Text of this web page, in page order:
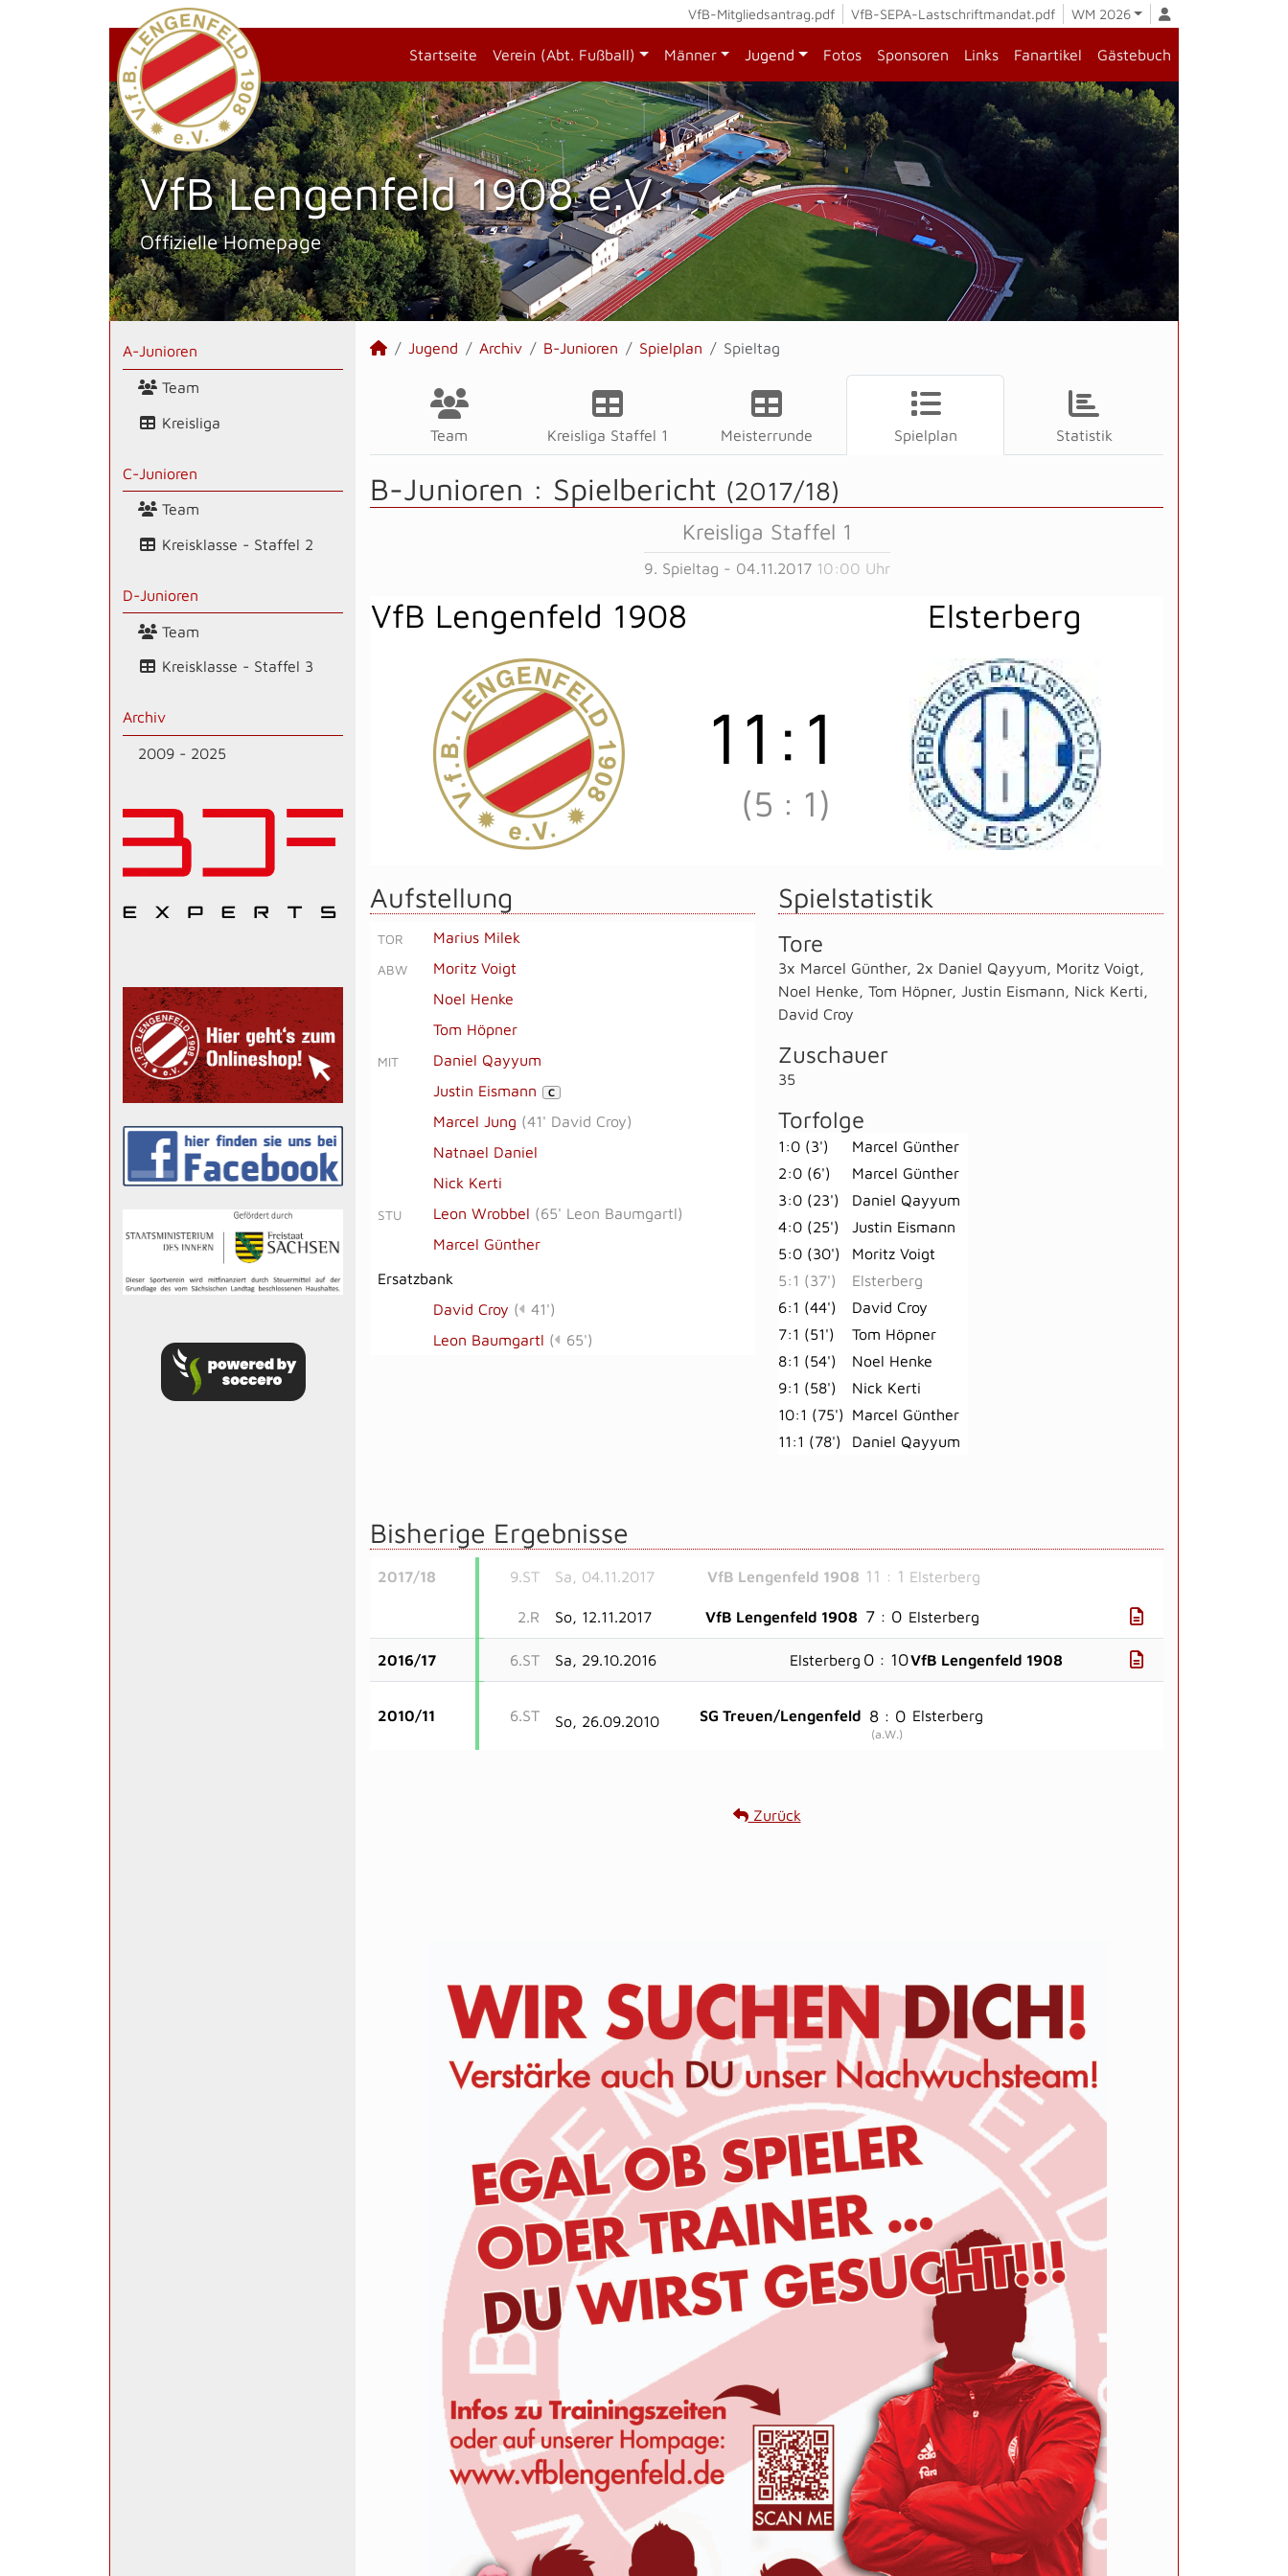
VfB-Mitgliedsantrag.pdf VfB-SEPA-Lastschriftmandat.pdf WM 2026
Startseite Verein (Abt. Fußball) Männer Jugend Fotos Sponsoren Links Fanartikel Gästebuch
VfB Lengenfeld 1908 e.V.
Offizielle Homepage
A-Junioren
Team
Kreisliga
C-Junioren
Team
Kreisklasse - Staffel 2
D-Junioren
Team
Kreisklasse - Staffel 3
Archiv
2009 - 2025
Jugend Archiv B-Junioren Spielplan Spieltag
Team Kreisliga Staffel 1 Meisterrunde Spielplan Statistik
B-Junioren : Spielbericht (2017/18)
Kreisliga Staffel 1
9. Spieltag - 04.11.2017 10:00 Uhr
VfB Lengenfeld 1908 Elsterberg
11 : 1
(5 : 1)
Aufstellung
TOR Marius Milek
ABW
Moritz Voigt
Noel Henke
Tom Höpner
MIT
Daniel Qayyum
Justin Eismann
C
Marcel Jung (41' David Croy)
Natnael Daniel
Nick Kerti
STU Leon Wrobbel (65' Leon Baumgartl)
Marcel Günther
Ersatzbank
David Croy (
41')
Leon Baumgartl ( 65')
Spielstatistik
Tore
3x Marcel Günther, 2x Daniel Qayyum Moritz Voigt
Noel Henke
Tom Höpner, Justin Eismann Nick Kerti
David Croy
Zuschauer
35
Torfolge
1:0 (3')
Marcel Günther
2:0 (6')
Marcel Günther
3:0 (23')
Daniel Qayyum
4:0 (25')
Justin Eismann
5:0 (30')
Moritz Voigt
5:1 (37')
Elsterberg
6:1 (44')
David Croy
7:1 (51')
Tom Höpner
8:1 (54')
Noel Henke
9:1 (58')
Nick Kerti
10:1 (75')
Marcel Günther
11:1 (78')
Daniel Qayyum
Bisherige Ergebnisse
2017/18 9.ST Sa, 04.11.2017 VfB Lengenfeld 1908 11 : 1 Elsterberg
2.R So, 12.11.2017 VfB Lengenfeld 1908 7 : 0 Elsterberg
2016/17 6.ST Sa, 29.10.2016 Elsterberg 0 : 10VfB Lengenfeld 1908
2010/11 6.ST So, 26.09.2010 SG Treuen/Lengenfeld 8 : 0
(a.W.)
Elsterberg
Zurück